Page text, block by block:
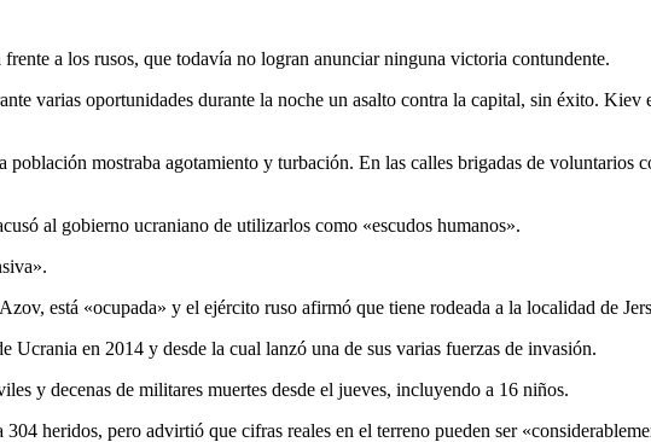
a los rusos, que todavía no logran anunciar ninguna victoria contundente.
varias oportunidades durante la noche un asalto contra la capital, sin éxito.
mostraba agotamiento y turbación. En las calles brigadas de voluntarios
al gobierno ucraniano de utilizarlos como «escudos humanos».
está «ocupada» y el ejército ruso afirmó que tiene rodeada a la localidad de
Ucrania en 2014 y desde la cual lanzó una de sus varias fuerzas de invasión.
y decenas de militares muertes desde el jueves, incluyendo a 16 niños.
heridos, pero advirtió que cifras reales en el terreno pueden ser